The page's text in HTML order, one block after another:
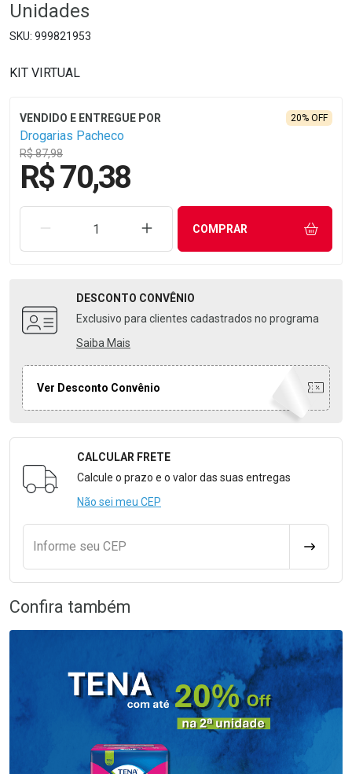
Unidades
999821953
KIT VIRTUAL
Drogarias Pacheco
R$ 87,98
20% OFF
R$ 70,38
REMOVER UMA UNIDADEAUMENTAR UMA UNIDADE
COMPRAR
DESCONTO CONVÊNIO
Exclusivo para clientes cadastrados no programa
Saiba Mais
Ver Desconto Convênio
Formulário para Calcular o Frete
CALCULAR FRETE
Calcule o prazo e o valor das suas entregas
Não sei meu CEP
Informe seu CEP
Confira também